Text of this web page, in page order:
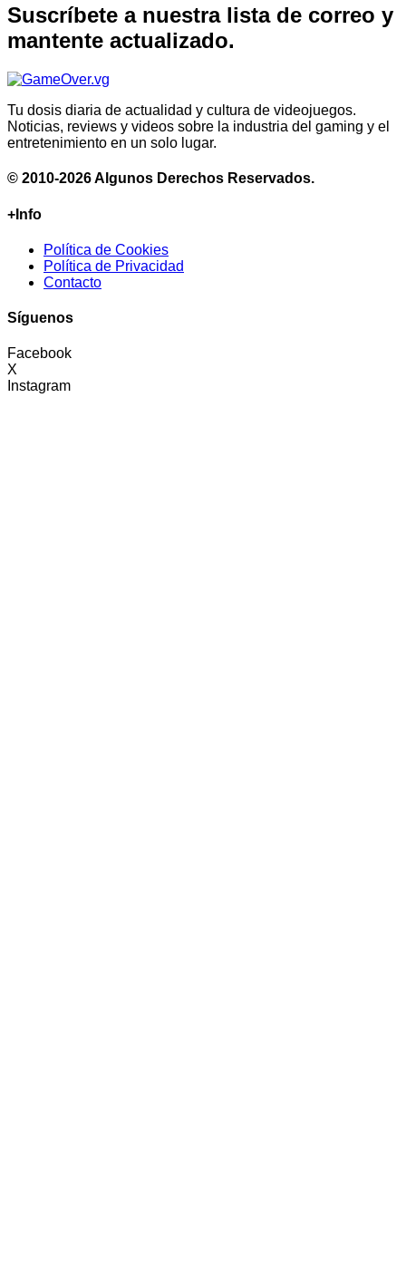
Suscríbete a nuestra lista de correo y
mantente actualizado.
Tu dosis diaria de actualidad y cultura de videojuegos.
Noticias, reviews y videos sobre la industria del gaming y el
entretenimiento en un solo lugar.
© 2010-2026 Algunos Derechos Reservados.
+Info
Política de Cookies
Política de Privacidad
Contacto
Síguenos
Facebook
X
Instagram